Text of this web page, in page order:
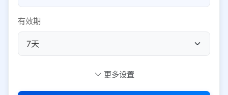
有效期
更多设置